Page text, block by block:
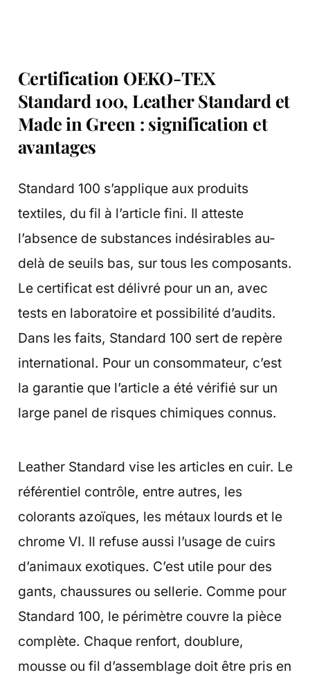
Certification OEKO-TEX
Standard 100, Leather Standard et
Made in Green : signification et
avantages
Standard 100 s’applique aux produits
textiles, du fil à l’article fini. Il atteste
l’absence de substances indésirables au-
delà de seuils bas, sur tous les composants.
Le certificat est délivré pour un an, avec
tests en laboratoire et possibilité d’audits.
Dans les faits, Standard 100 sert de repère
international. Pour un consommateur, c’est
la garantie que l’article a été vérifié sur un
large panel de risques chimiques connus.
Leather Standard vise les articles en cuir. Le
référentiel contrôle, entre autres, les
colorants azoïques, les métaux lourds et le
chrome VI. Il refuse aussi l’usage de cuirs
d’animaux exotiques. C’est utile pour des
gants, chaussures ou sellerie. Comme pour
Standard 100, le périmètre couvre la pièce
complète. Chaque renfort, doublure,
mousse ou fil d’assemblage doit être pris en